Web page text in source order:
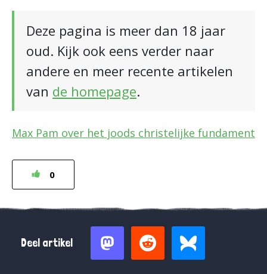
Deze pagina is meer dan 18 jaar
oud. Kijk ook eens verder naar
andere en meer recente artikelen
van de homepage.
Max Pam over het joods christelijke fundament
0
Deel artikel